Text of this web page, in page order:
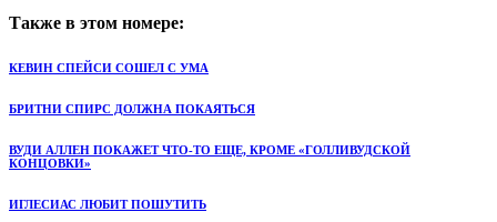
Также в этом номере:
КЕВИН СПЕЙСИ СОШЕЛ С УМА
БРИТНИ СПИРС ДОЛЖНА ПОКАЯТЬСЯ
ВУДИ АЛЛЕН ПОКАЖЕТ ЧТО-ТО ЕЩЕ, КРОМЕ «ГОЛЛИВУДСКОЙ
КОНЦОВКИ»
ИГЛЕСИАС ЛЮБИТ ПОШУТИТЬ